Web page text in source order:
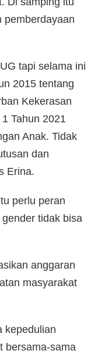
pemberdayaan
tapi selama ini
2015 tentang
Kekerasan
Tahun 2021
Anak. Tidak
dan
Erina.
perlu peran
tidak bisa
anggaran
masyarakat
kepedulian
bersama-sama